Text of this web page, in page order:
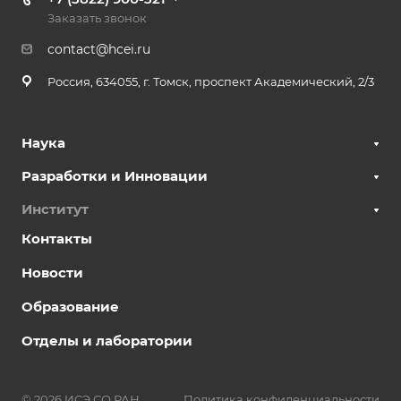
Заказать звонок
contact@hcei.ru
Россия, 634055, г. Томск, проспект Академический, 2/3
Наука
Разработки и Инновации
Институт
Контакты
Новости
Образование
Отделы и лаборатории